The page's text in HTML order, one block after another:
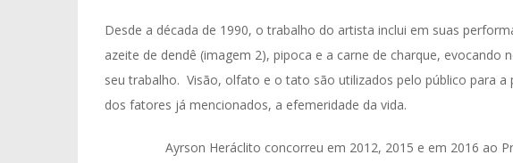
Desde a década de 1990, o trabalho do artista inclui em suas
azeite de dendê (imagem 2), pipoca e a carne de charque, evocando
seu trabalho. Visão, olfato e o tato são utilizados pelo público para a
dos fatores já mencionados, a efemeridade da vida.
Ayrson Heráclito concorreu em 2012, 2015 e em 2016 ao